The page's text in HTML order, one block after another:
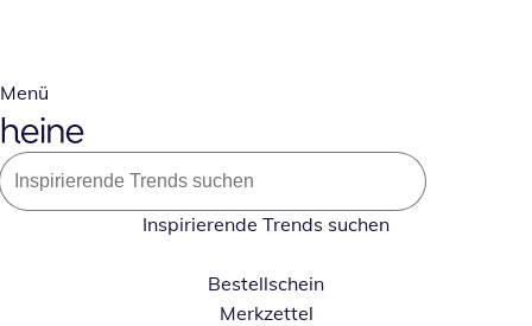
Menü
Inspirierende Trends suchen
Bestellschein
Merkzettel